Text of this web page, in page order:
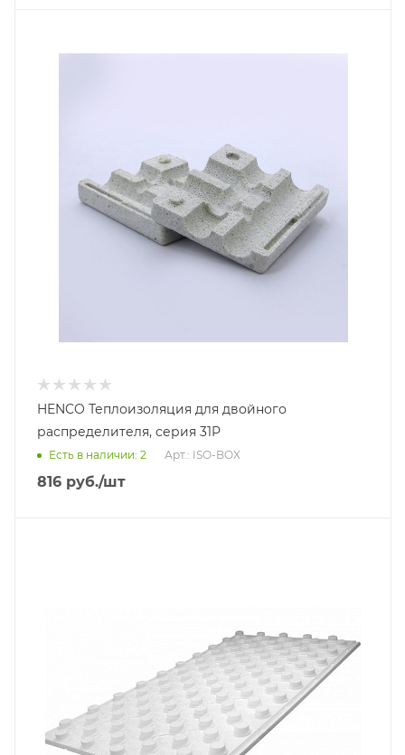
HENCO Теплоизоляция для двойного
распределителя, серия 31P
Есть в наличии: 2 Арт.: ISO-BOX
816 руб./шт